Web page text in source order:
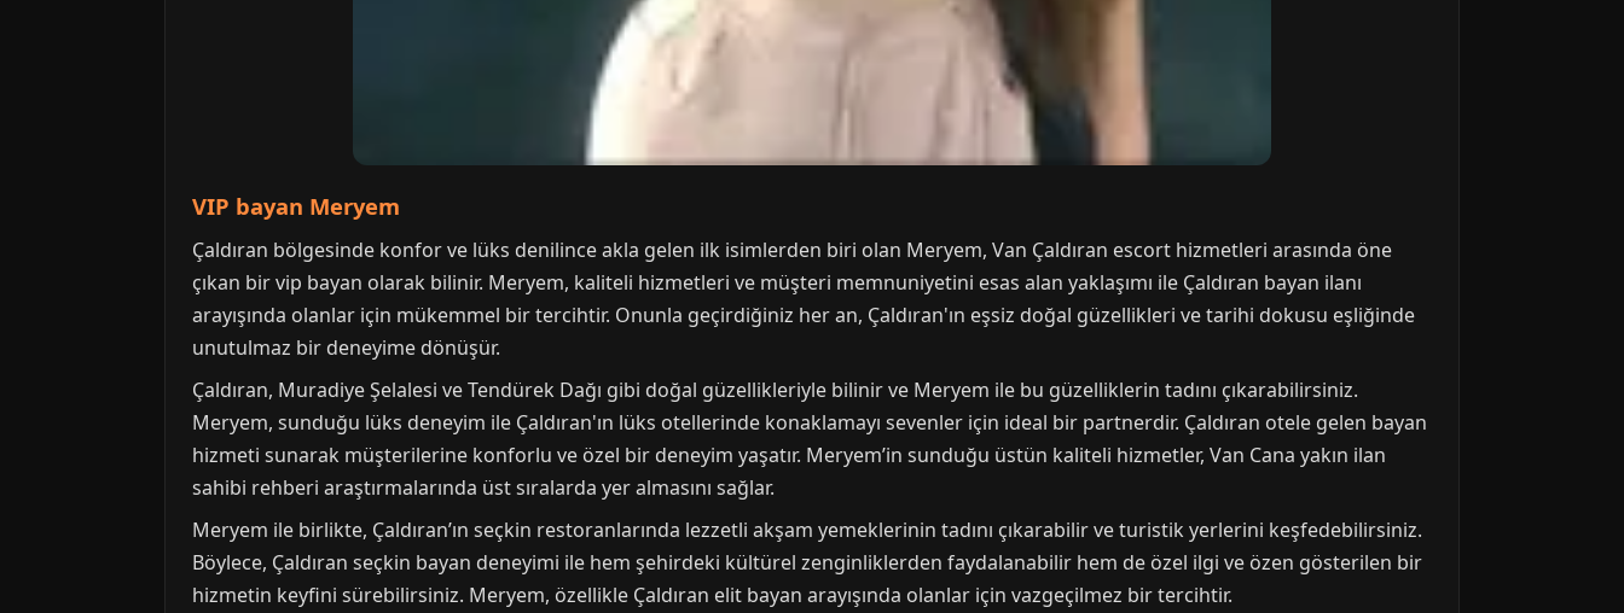
VIP bayan Meryem
Çaldıran bölgesinde konfor ve lüks denilince akla gelen ilk isimlerden biri olan Meryem, Van Çaldıran escort hizmetleri arasında öne
çıkan bir vip bayan olarak bilinir. Meryem, kaliteli hizmetleri ve müşteri memnuniyetini esas alan yaklaşımı ile Çaldıran bayan ilanı
arayışında olanlar için mükemmel bir tercihtir. Onunla geçirdiğiniz her an, Çaldıran'ın eşsiz doğal güzellikleri ve tarihi dokusu eşliğinde
unutulmaz bir deneyime dönüşür.
Çaldıran, Muradiye Şelalesi ve Tendürek Dağı gibi doğal güzellikleriyle bilinir ve Meryem ile bu güzelliklerin tadını çıkarabilirsiniz.
Meryem, sunduğu lüks deneyim ile Çaldıran'ın lüks otellerinde konaklamayı sevenler için ideal bir partnerdir. Çaldıran otele gelen bayan
hizmeti sunarak müşterilerine konforlu ve özel bir deneyim yaşatır. Meryem’in sunduğu üstün kaliteli hizmetler, Van Cana yakın ilan
sahibi rehberi araştırmalarında üst sıralarda yer almasını sağlar.
Meryem ile birlikte, Çaldıran’ın seçkin restoranlarında lezzetli akşam yemeklerinin tadını çıkarabilir ve turistik yerlerini keşfedebilirsiniz.
Böylece, Çaldıran seçkin bayan deneyimi ile hem şehirdeki kültürel zenginliklerden faydalanabilir hem de özel ilgi ve özen gösterilen bir
hizmetin keyfini sürebilirsiniz. Meryem, özellikle Çaldıran elit bayan arayışında olanlar için vazgeçilmez bir tercihtir.